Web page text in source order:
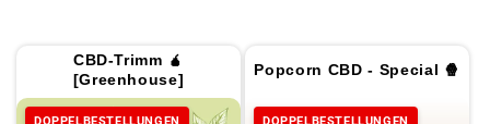
CBD-Trimm 🧉
[Greenhouse]
Popcorn CBD - Special 🍿